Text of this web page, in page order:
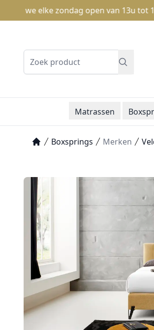
elke zondag open van 13u tot 18u
Zoeken
Matrassen
Boxsprings Merken